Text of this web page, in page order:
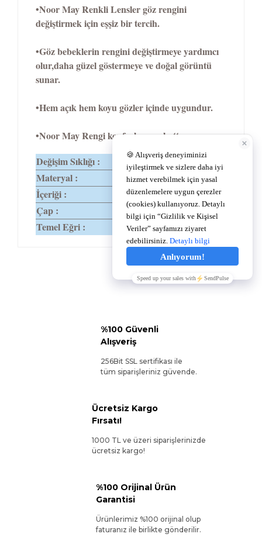
•Noor May Renkli Lensler göz rengini
değiştirmek için eşşiz bir tercih.
•Göz bebeklerin rengini değiştirmeye yardımcı
olur,daha güzel göstermeye ve doğal görüntü
sunar.
•Hem açık hem koyu gözler içinde uygundur.
•Noor May Rengi konforlu ve rahattır.
Değişim Sıklığı :
1 Yıl
Materyal :
%58 Hema
İçeriği :
%42 Su
Çap :
14,2
Temel Eğri :
8,6
%100 Güvenli
Alışveriş
256Bit SSL sertifikası ile
tüm siparişleriniz güvende.
Ücretsiz Kargo
Fırsatı!
1000 TL ve üzeri siparişlerinizde
ücretsiz kargo!
%100 Orijinal Ürün
Garantisi
Ürünlerimiz %100 orijinal olup
faturanız ile birlikte gönderilir.